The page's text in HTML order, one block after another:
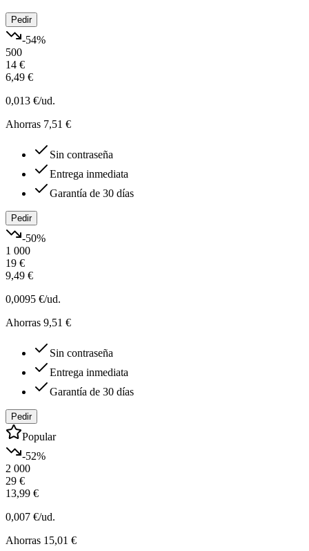
Pedir
-54%
500
14 €
6,49 €
0,013 €/ud.
Ahorras 7,51 €
Sin contraseña
Entrega inmediata
Garantía de 30 días
Pedir
-50%
1 000
19 €
9,49 €
0,0095 €/ud.
Ahorras 9,51 €
Sin contraseña
Entrega inmediata
Garantía de 30 días
Pedir
Popular
-52%
2 000
29 €
13,99 €
0,007 €/ud.
Ahorras 15,01 €